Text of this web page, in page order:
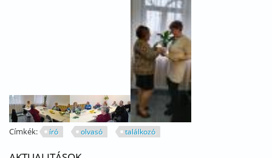
Címkék: író olvasó találkozó